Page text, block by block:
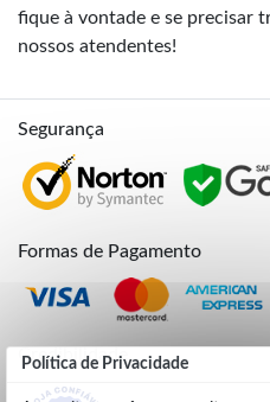
Política de Privacidade
fique à vontade e se precisar
nossos atendentes!
Segurança
Formas de Pagamento
Credibilidade